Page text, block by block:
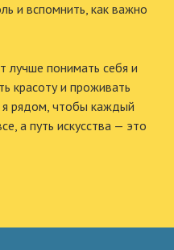
и вспомнить, как важно
лучше понимать себя и
красоту и проживать
я рядом, чтобы каждый
а путь искусства — это